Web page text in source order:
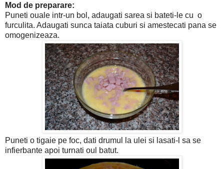
Mod de preparare:
Puneti ouale intr-un bol, adaugati sarea si bateti-le cu o
furculita. Adaugati sunca taiata cuburi si amestecati pana se
omogenizeaza.
Puneti o tigaie pe foc, dati drumul la ulei si lasati-l sa se
infierbante apoi turnati oul batut.